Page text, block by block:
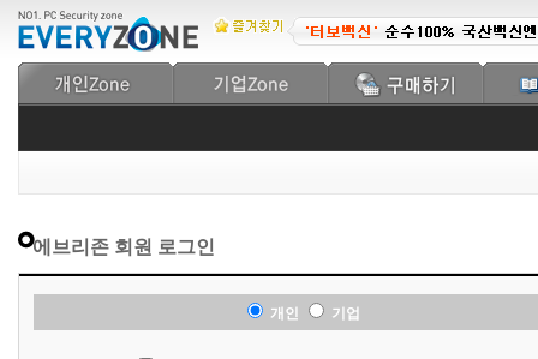
에브리존 회원 로그인
개인 기업